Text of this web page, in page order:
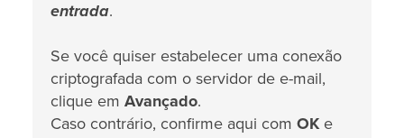
entrada.
Se você quiser estabelecer uma conexão
criptografada com o servidor de e-mail,
clique em Avançado.
Caso contrário, confirme aqui com OKe